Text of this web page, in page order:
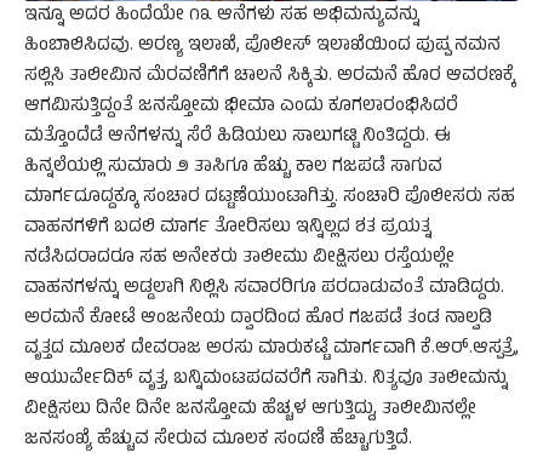
ಇನ್ನೂ ಅದರ ಹಿಂದೆಯೇ ೧೩ ಆನೆಗಳು ಸಹ ಅಭಿಮನ್ಯುವನ್ನು
ಹಿಂಬಾಲಿಸಿದವು. ಅರಣ್ಯ ಇಲಾಖೆ, ಪೊಲೀಸ್‌ ಇಲಾಖೆಯಿಂದ ಪುಷ್ಪ ನಮನ
ಸಲ್ಲಿಸಿ ತಾಲೀಮಿನ ಮೆರವಣಿಗೆಗೆ ಚಾಲನೆ ಸಿಕ್ಕಿತು. ಅರಮನೆ ಹೊರ ಆವರಣಕ್ಕೆ
ಆಗಮಿಸುತ್ತಿದ್ದಂತೆ ಜನಸ್ತೋಮ ಭೀಮಾ ಎಂದು ಕೂಗಲಾರಂಭಿಸಿದರೆ
ಮತ್ತೊಂದೆಡೆ ಆನೆಗಳನ್ನು ಸೆರೆ ಹಿಡಿಯಲು ಸಾಲುಗಟ್ಟಿ ನಿಂತಿದ್ದರು. ಈ
ಹಿನ್ನಲೆಯಲ್ಲಿ ಸುಮಾರು ೨ ತಾಸಿಗೂ ಹೆಚ್ಚು ಕಾಲ ಗಜಪಡೆ ಸಾಗುವ
ಮಾರ್ಗದೂದ್ದಕ್ಕೂ ಸಂಚಾರ ದಟ್ಟಣೆಯುಂಟಾಗಿತ್ತು. ಸಂಚಾರಿ ಪೊಲೀಸರು ಸಹ
ವಾಹನಗಳಿಗೆ ಬದಲಿ ಮಾರ್ಗ ತೋರಿಸಲು ಇನ್ನಿಲ್ಲದ ಶತ ಪ್ರಯತ್ನ
ನಡೆಸಿದರಾದರೂ ಸಹ ಅನೇಕರು ತಾಲೀಮು ವೀಕ್ಷಿಸಲು ರಸ್ತೆಯಲ್ಲೇ
ವಾಹನಗಳನ್ನು ಅಡ್ಡಲಾಗಿ ನಿಲ್ಲಿಸಿ ಸವಾರರಿಗೂ ಪರದಾಡುವಂತೆ ಮಾಡಿದ್ದರು.
ಅರಮನೆ ಕೋಟೆ ಆಂಜನೇಯ ದ್ವಾರದಿಂದ ಹೊರ ಗಜಪಡೆ ತಂಡ ನಾಲ್ವಡಿ
ವೃತ್ತದ ಮೂಲಕ ದೇವರಾಜ ಅರಸು ಮಾರುಕಟ್ಟೆ ಮಾರ್ಗವಾಗಿ ಕೆ.ಆರ್‌.ಆಸ್ಪತ್ರೆ,
ಆಯುರ್ವೇದಿಕ್‌ ವೃತ್ತ, ಬನ್ನಿಮಂಟಪದವರೆಗೆ ಸಾಗಿತು. ನಿತ್ಯವೂ ತಾಲೀಮನ್ನು
ವೀಕ್ಷಿಸಲು ದಿನೇ ದಿನೇ ಜನಸ್ತೋಮ ಹೆಚ್ಚಳ ಆಗುತ್ತಿದ್ದು, ತಾಲೀಮಿನಲ್ಲೇ
ಜನಸಂಖ್ಯೆ ಹೆಚ್ಚುವ ಸೇರುವ ಮೂಲಕ ಸಂದಣಿ ಹೆಚ್ಚಾಗುತ್ತಿದೆ.